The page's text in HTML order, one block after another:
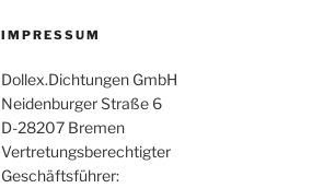
IMPRESSUM
Dollex.Dichtungen GmbH
Neidenburger Straße 6
D-28207 Bremen
Vertretungsberechtigter
Geschäftsführer: